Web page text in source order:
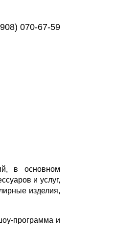
070-67-59
в основном
и услуг,
изделия,
программа и